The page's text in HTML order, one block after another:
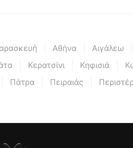
Αθήνα Αιγάλεω
Κερατσίνι Κηφισιά
Πάτρα Πειραιάς